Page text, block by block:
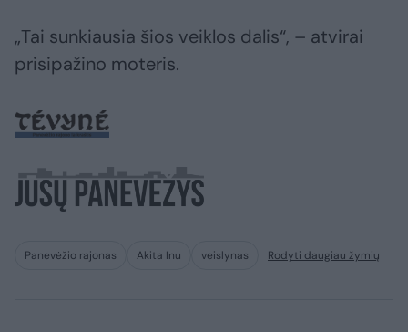
„Tai sunkiausia šios veiklos dalis“, – atvirai
prisipažino moteris.
Panevėžio rajonas Akita Inu veislynas Rodyti daugiau žymių